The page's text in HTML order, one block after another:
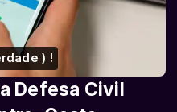
) !
Defesa Civil